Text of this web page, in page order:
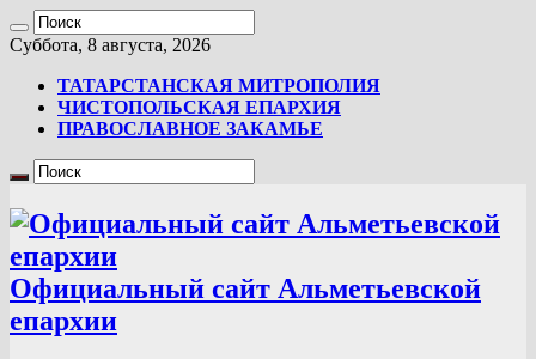
Суббота, 8 августа, 2026
ТАТАРСТАНСКАЯ МИТРОПОЛИЯ
ЧИСТОПОЛЬСКАЯ ЕПАРХИЯ
ПРАВОСЛАВНОЕ ЗАКАМЬЕ
Официальный сайт Альметьевской
епархии